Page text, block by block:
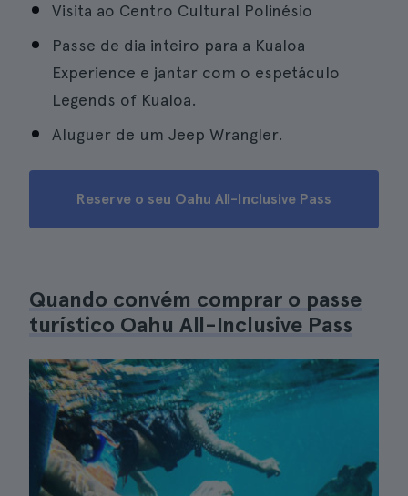
Visita ao Centro Cultural Polinésio
Passe de dia inteiro para a Kualoa
Experience e jantar com o espetáculo
Legends of Kualoa.
Aluguer de um Jeep Wrangler.
Reserve o seu Oahu All-Inclusive Pass
Quando convém comprar o passe
turístico Oahu All-Inclusive Pass